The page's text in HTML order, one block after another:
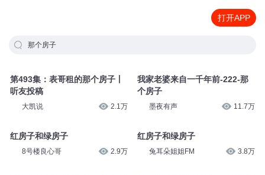
打开APP
那个房子
第493集：表哥租的那个房子丨
听友投稿
大凯说 2.1万
红房子和绿房子
8号楼良心哥 2.9万
我家老婆来自一千年前-222-那
个房子
墨夜有声 11.7万
红房子和绿房子
兔耳朵姐姐FM 3.8万